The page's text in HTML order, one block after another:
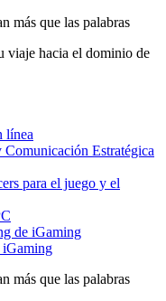
más que las palabras
viaje hacia el dominio de
línea
Comunicación Estratégica
para el juego y el
de iGaming
más que las palabras